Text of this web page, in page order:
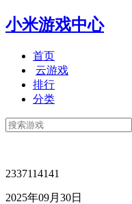
小米游戏中心
首页
云游戏
排行
分类
2337114141
2025年09月30日